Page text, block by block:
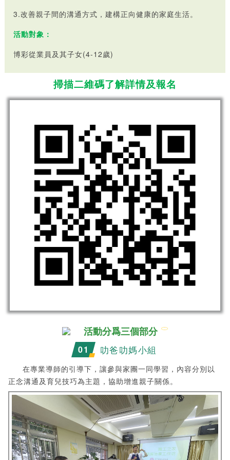
3.改善親子間的溝通方式，建構正向健康的家庭生活。
活動對象：
博彩從業員及其子女(4-12歲)
掃描二維碼了解詳情及報名
活動分爲三個部分
01 叻爸叻媽小組
在專業導師的引導下，讓參與家團一同學習，內容分別以
正念溝通及育兒技巧為主題，協助增進親子關係。